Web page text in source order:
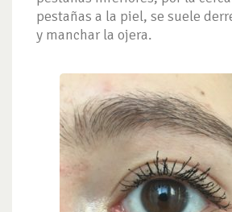
pestañas a la piel, se suele
y manchar la ojera.